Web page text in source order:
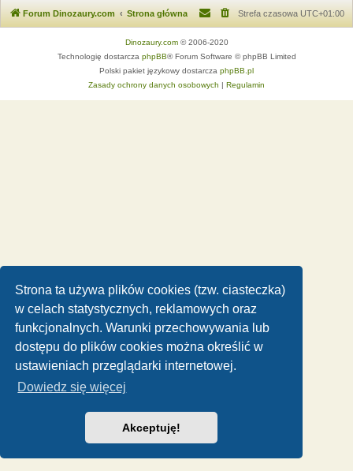
Strona ta używa plików cookies (tzw. ciasteczka)
w celach statystycznych, reklamowych oraz
funkcjonalnych. Warunki przechowywania lub
dostępu do plików cookies można określić w
ustawieniach przeglądarki internetowej.
Dowiedz się więcej
Akceptuję!
Forum Dinozaury.com Strona główna Strefa czasowa UTC+01:00
Dinozaury.com© 2006-2020
Technologię dostarcza phpBB® Forum Software © phpBB Limited
Polski pakiet językowy dostarcza phpBB.pl
Zasady ochrony danych osobowych | Regulamin